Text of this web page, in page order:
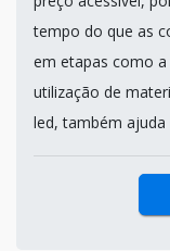
tempo do que as
em etapas como
utilização de
led, também ajuda